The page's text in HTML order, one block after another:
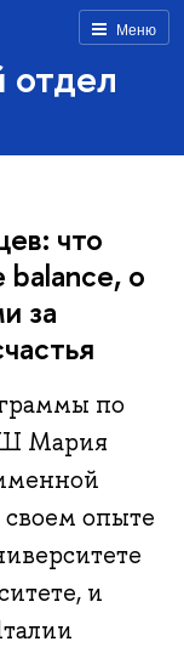
Меню
что
о
за
по
Мария
опыте
и